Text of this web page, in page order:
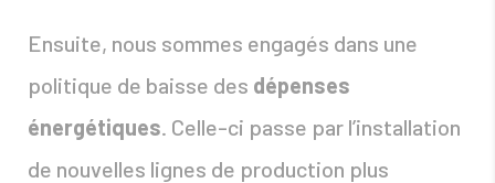
Ensuite, nous sommes engagés dans une
politique de baisse des dépenses
énergétiques . Celle-ci passe par l’installation
de nouvelles lignes de production plus